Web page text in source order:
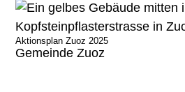
Quant-
Aktionsplan Zuoz 2025
Gemeinde Zuoz